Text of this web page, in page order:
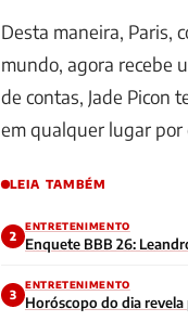
Desta maneira, Paris,
mundo, agora recebe
de contas, Jade Picon
em qualquer lugar por
LEIA TAMBÉM
2
ENTRETENIMENTO
Enquete BBB 26:
3
ENTRETENIMENTO
Horóscopo do dia